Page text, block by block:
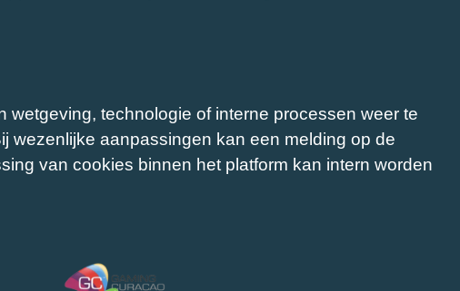
technologie of interne processen weer te
wezenlijke aanpassingen kan een melding op de
van cookies binnen het platform kan intern worden